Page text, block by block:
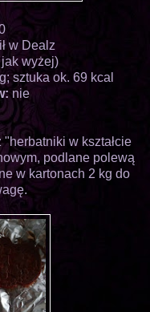
w Dealz
jak wyżej)
sztuka ok. 69 kcal
nie
"herbatniki w kształcie
podlane polewą
w kartonach 2 kg do